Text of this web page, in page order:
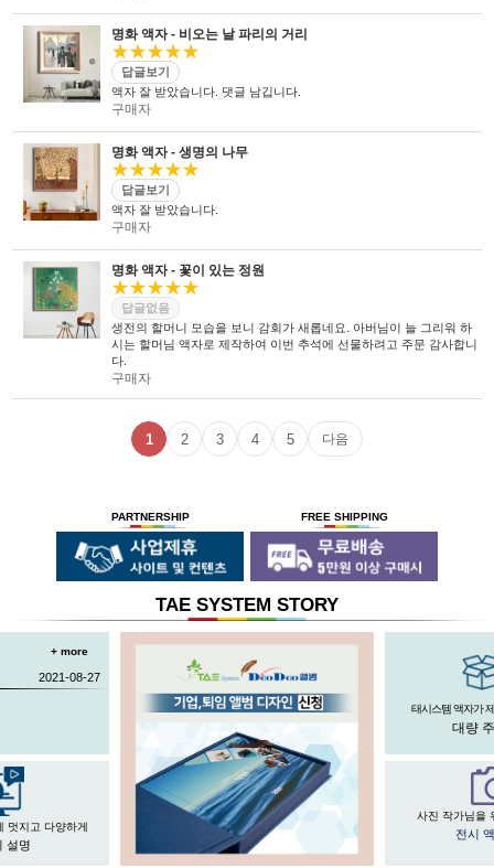
명화 액자 - 비오는 날 파리의 거리
★★★★★
답글보기
액자 잘 받았습니다. 댓글 남깁니다.
구매자
명화 액자 - 생명의 나무
★★★★★
답글보기
액자 잘 받았습니다.
구매자
명화 액자 - 꽃이 있는 정원
★★★★★
답글없음
생전의 할머니 모습을 보니 감회가 새롭네요. 아버님이 늘 그리워 하
시는 할머님 액자로 제작하여 이번 추석에 선물하려고 주문 감사합니
다.
구매자
1 2 3 4 5 다음
PARTNERSHIP FREE SHIPPING
TAE SYSTEM STORY
+ more
2021-08-27
태시스템 액자가
대량
멋지고 다양하게
설명
사진 작가님을
전시